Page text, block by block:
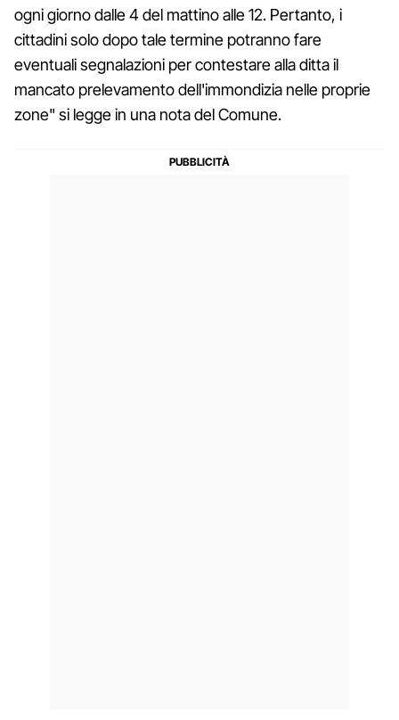
ogni giorno dalle 4 del mattino alle 12. Pertanto, i
cittadini solo dopo tale termine potranno fare
eventuali segnalazioni per contestare alla ditta il
mancato prelevamento dell'immondizia nelle proprie
zone" si legge in una nota del Comune.